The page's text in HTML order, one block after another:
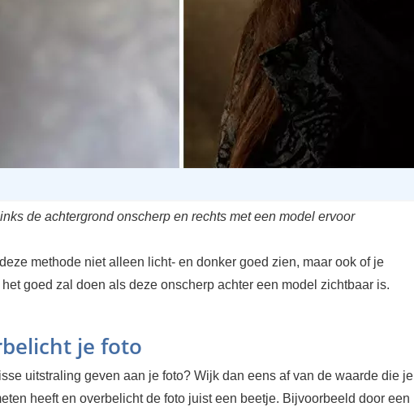
de achtergrond onscherp en rechts met een model ervoor
methode niet alleen licht- en donker goed zien, maar ook of je
goed zal doen als deze onscherp achter een model zichtbaar is.
je foto
uitstraling geven aan je foto? Wijk dan eens af van de waarde die je
heeft en overbelicht de foto juist een beetje. Bijvoorbeeld door een